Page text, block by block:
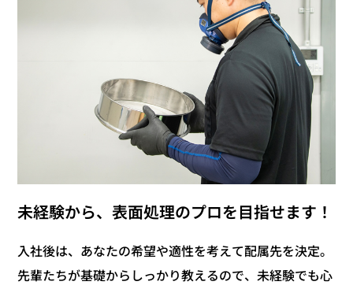
未経験から、表面処理のプロを目指せます！
入社後は、あなたの希望や適性を考えて配属先を決定。
先輩たちが基礎からしっかり教えるので、未経験でも心